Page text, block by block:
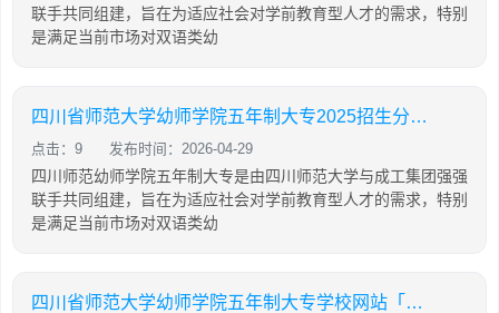
联手共同组建，旨在为适应社会对学前教育型人才的需求，特别
是满足当前市场对双语类幼
四川省师范大学幼师学院五年制大专2025招生分数「2025年更新」
点击：9 发布时间：2026-04-29
四川师范幼师学院五年制大专是由四川师范大学与成工集团强强
联手共同组建，旨在为适应社会对学前教育型人才的需求，特别
是满足当前市场对双语类幼
四川省师范大学幼师学院五年制大专学校网站「2025年更新」